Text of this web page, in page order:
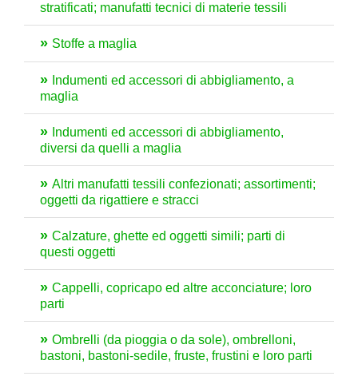
stratificati; manufatti tecnici di materie tessili
Stoffe a maglia
Indumenti ed accessori di abbigliamento, a
maglia
Indumenti ed accessori di abbigliamento,
diversi da quelli a maglia
Altri manufatti tessili confezionati; assortimenti;
oggetti da rigattiere e stracci
Calzature, ghette ed oggetti simili; parti di
questi oggetti
Cappelli, copricapo ed altre acconciature; loro
parti
Ombrelli (da pioggia o da sole), ombrelloni,
bastoni, bastoni-sedile, fruste, frustini e loro parti